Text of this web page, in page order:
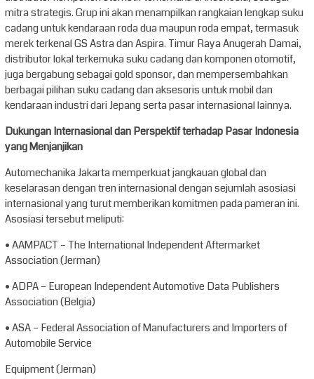
mitra strategis. Grup ini akan menampilkan rangkaian lengkap suku
cadang untuk kendaraan roda dua maupun roda empat, termasuk
merek terkenal GS Astra dan Aspira. Timur Raya Anugerah Damai,
distributor lokal terkemuka suku cadang dan komponen otomotif,
juga bergabung sebagai gold sponsor, dan mempersembahkan
berbagai pilihan suku cadang dan aksesoris untuk mobil dan
kendaraan industri dari Jepang serta pasar internasional lainnya.
Dukungan Internasional dan Perspektif terhadap Pasar Indonesia
yang Menjanjikan
Automechanika Jakarta memperkuat jangkauan global dan
keselarasan dengan tren internasional dengan sejumlah asosiasi
internasional yang turut memberikan komitmen pada pameran ini.
Asosiasi tersebut meliputi:
• AAMPACT – The International Independent Aftermarket
Association (Jerman)
• ADPA – European Independent Automotive Data Publishers
Association (Belgia)
• ASA – Federal Association of Manufacturers and Importers of
Automobile Service
Equipment (Jerman)